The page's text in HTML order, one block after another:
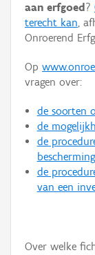
Hergebruik
Aanmelden
aan erfgoed ?
terecht kan,
Onroerend
Op
vragen over:
de soorten
de
de
bescherming
de
van een
Over welke